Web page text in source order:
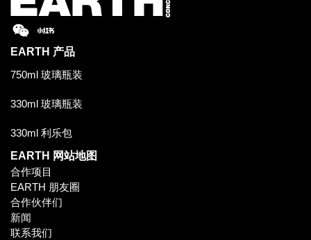
EARTH 产品
750ml 玻璃瓶装
330ml 玻璃瓶装
330ml 利乐包
EARTH 网站地图
合作项目
EARTH 朋友圈
合作伙伴们
新闻
联系我们